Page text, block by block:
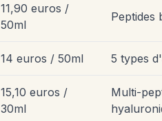
11,90 euros /
50ml
Peptides
14 euros / 50ml 5 types
15,10 euros /
30ml
Multi-